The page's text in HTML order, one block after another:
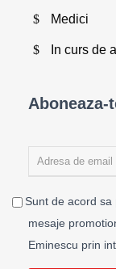
Medici
In curs de
Aboneaza-
Sunt de acord
mesaje
Eminescu prin